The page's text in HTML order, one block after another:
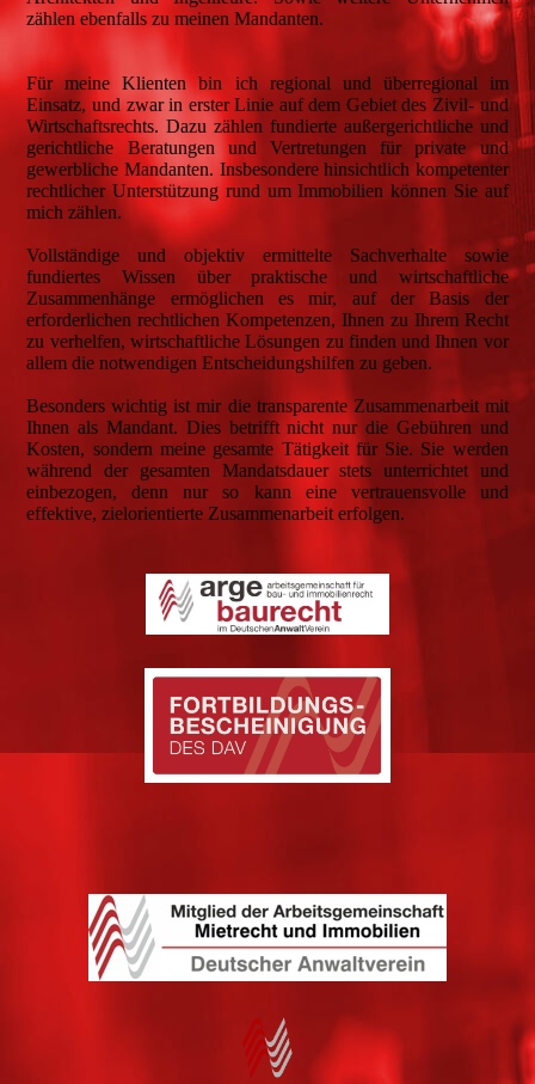
zählen ebenfalls zu meinen Mandanten.
Für meine Klienten bin ich regional und überregional im
Einsatz, und zwar in erster Linie auf dem Gebiet des Zivil- und
Wirtschaftsrechts. Dazu zählen fundierte außergerichtliche und
gerichtliche Beratungen und Vertretungen für private und
gewerbliche Mandanten. Insbesondere hinsichtlich kompetenter
rechtlicher Unterstützung rund um Immobilien können Sie auf
mich zählen.
Vollständige und objektiv ermittelte Sachverhalte sowie
fundiertes Wissen über praktische und wirtschaftliche
Zusammenhänge ermöglichen es mir, auf der Basis der
erforderlichen rechtlichen Kompetenzen, Ihnen zu Ihrem Recht
zu verhelfen, wirtschaftliche Lösungen zu finden und Ihnen vor
allem die notwendigen Entscheidungshilfen zu geben.
Besonders wichtig ist mir die transparente Zusammenarbeit mit
Ihnen als Mandant. Dies betrifft nicht nur die Gebühren und
Kosten, sondern meine gesamte Tätigkeit für Sie. Sie werden
während der gesamten Mandatsdauer stets unterrichtet und
einbezogen, denn nur so kann eine vertrauensvolle und
effektive, zielorientierte Zusammenarbeit erfolgen.